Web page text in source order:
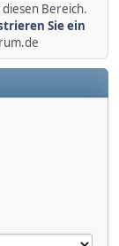
Bereich.
Sie ein